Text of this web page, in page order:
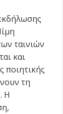
ταινιών
και
ποιητικής
τη
Η